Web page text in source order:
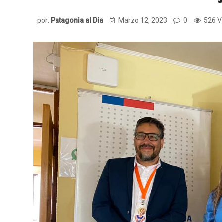
por: Patagonia al Dia Marzo 12, 2023 0 526